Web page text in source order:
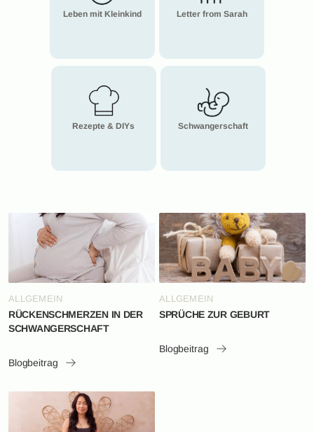
Leben mit Kleinkind Letter from Sarah
Rezepte & DIYs Schwangerschaft
ALLGEMEIN
RÜCKENSCHMERZEN IN DER
SCHWANGERSCHAFT
Blogbeitrag
ALLGEMEIN
SPRÜCHE ZUR GEBURT
Blogbeitrag